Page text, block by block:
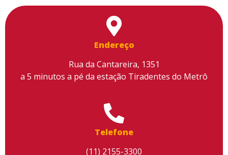
Endereço
Rua da Cantareira, 1351
a 5 minutos a pé da estação Tiradentes do Metrô
Telefone
(11) 2155-3300
Utilizamos cookies para facilitar o uso do site, personalizar o
conteúdo, melhorar o seu desempenho e proporcionar mais
segurança à sua navegação. Para saber mais, consulte nossa
Política de Privacidade
Aceitar cookies